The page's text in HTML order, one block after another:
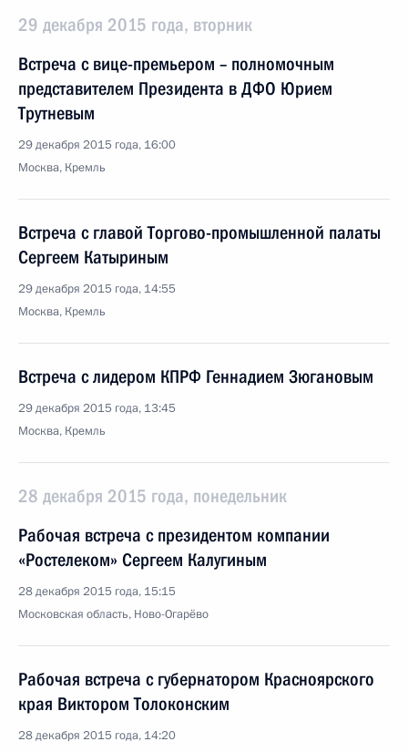
29 декабря 2015 года, вторник
Встреча с вице-премьером – полномочным
представителем Президента в ДФО Юрием
Трутневым
29 декабря 2015 года, 16:00
Москва, Кремль
Встреча с главой Торгово-промышленной палаты
Сергеем Катыриным
29 декабря 2015 года, 14:55
Москва, Кремль
Встреча с лидером КПРФ Геннадием Зюгановым
29 декабря 2015 года, 13:45
Москва, Кремль
28 декабря 2015 года, понедельник
Рабочая встреча с президентом компании
«Ростелеком» Сергеем Калугиным
28 декабря 2015 года, 15:15
Московская область, Ново-Огарёво
Рабочая встреча с губернатором Красноярского
края Виктором Толоконским
28 декабря 2015 года, 14:20